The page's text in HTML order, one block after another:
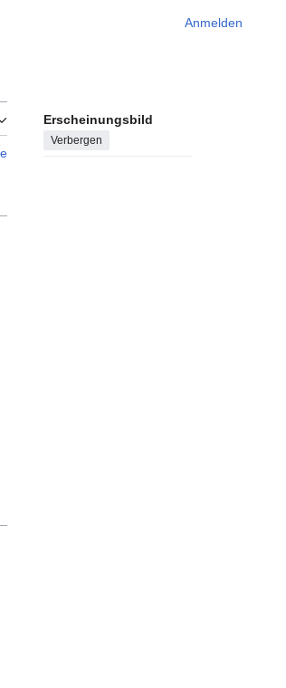
Anmelden
Erscheinungsbild
Verbergen